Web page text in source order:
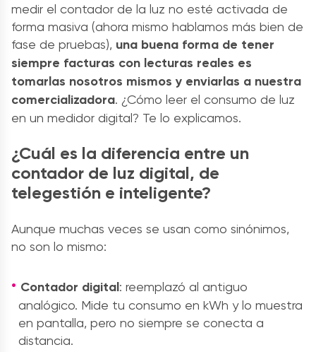
medir el contador de la luz no esté activada de
forma masiva (ahora mismo hablamos más bien de
fase de pruebas), una buena forma de tener
siempre facturas con lecturas reales es
tomarlas nosotros mismos y enviarlas a nuestra
comercializadora. ¿Cómo leer el consumo de luz
en un medidor digital? Te lo explicamos.
¿Cuál es la diferencia entre un
contador de luz digital, de
telegestión e inteligente?
Aunque muchas veces se usan como sinónimos,
no son lo mismo:
Contador digital: reemplazó al antiguo
analógico. Mide tu consumo en kWh y lo muestra
en pantalla, pero no siempre se conecta a
distancia.